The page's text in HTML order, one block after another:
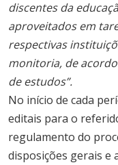
discentes da
aproveitados em
respectivas
monitoria, de
de estudos”.
No início de cada
editais para o
regulamento do
disposições gerais e